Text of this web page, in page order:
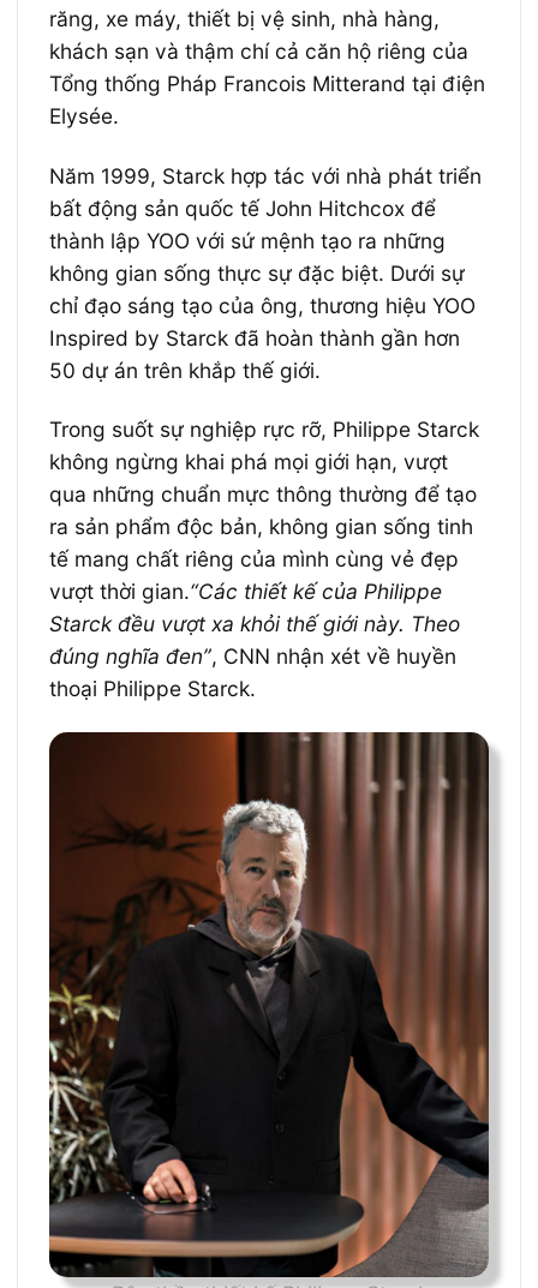
răng, xe máy, thiết bị vệ sinh, nhà hàng,
khách sạn và thậm chí cả căn hộ riêng của
Tổng thống Pháp Francois Mitterand tại điện
Elysée.
Năm 1999, Starck hợp tác với nhà phát triển
bất động sản quốc tế John Hitchcox để
thành lập YOO với sứ mệnh tạo ra những
không gian sống thực sự đặc biệt. Dưới sự
chỉ đạo sáng tạo của ông, thương hiệu YOO
Inspired by Starck đã hoàn thành gần hơn
50 dự án trên khắp thế giới.
Trong suốt sự nghiệp rực rỡ, Philippe Starck
không ngừng khai phá mọi giới hạn, vượt
qua những chuẩn mực thông thường để tạo
ra sản phẩm độc bản, không gian sống tinh
tế mang chất riêng của mình cùng vẻ đẹp
vượt thời gian.“Các thiết kế của Philippe
Starck đều vượt xa khỏi thế giới này. Theo
đúng nghĩa đen”, CNN nhận xét về huyền
thoại Philippe Starck.